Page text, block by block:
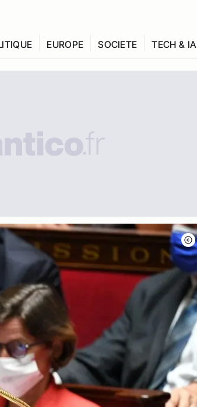
EUROPE SOCIETE TECH & IA